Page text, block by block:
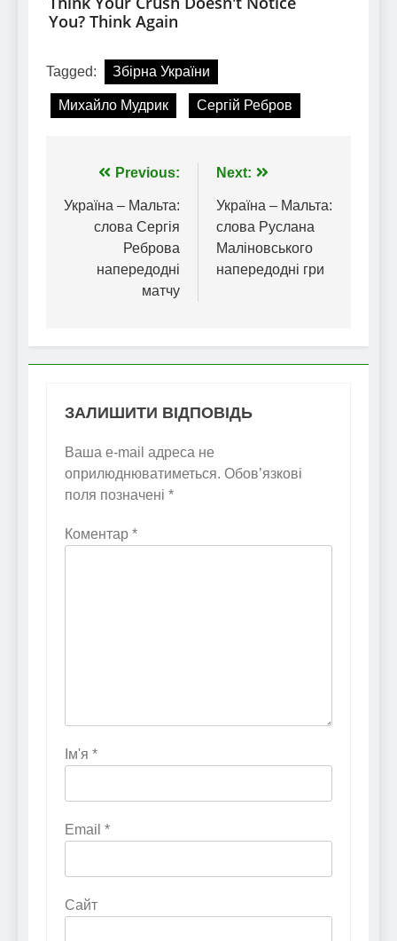
Tagged: Збірна України
Михайло Мудрик Сергій Ребров
Навігація
записів
Previous:
Україна – Мальта:
слова Сергія
Реброва
напередодні
матчу
Next:
Україна – Мальта:
слова Руслана
Маліновського
напередодні гри
ЗАЛИШИТИ ВІДПОВІДЬ
Ваша e-mail адреса не
оприлюднюватиметься. Обов’язкові
поля позначені *
Коментар *
Ім'я *
Email *
Сайт